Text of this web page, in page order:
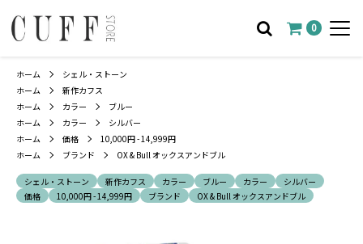
0
ホーム
シェル・ストーン
ホーム
新作カフス
ホーム
カラー
ブルー
ホーム
カラー
シルバー
ホーム
価格
10,000円 - 14,999円
ホーム
ブランド OX & Bull オックスアンドブル
シェル・ストーン 新作カフス カラー ブルー カラー
シルバー
価格
10,000円 - 14,999円 ブランド OX & Bull オックスアンドブル